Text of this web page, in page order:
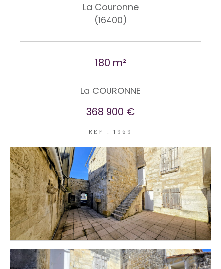
La Couronne
(16400)
180 m²
La COURONNE
368 900 €
REF : 1969